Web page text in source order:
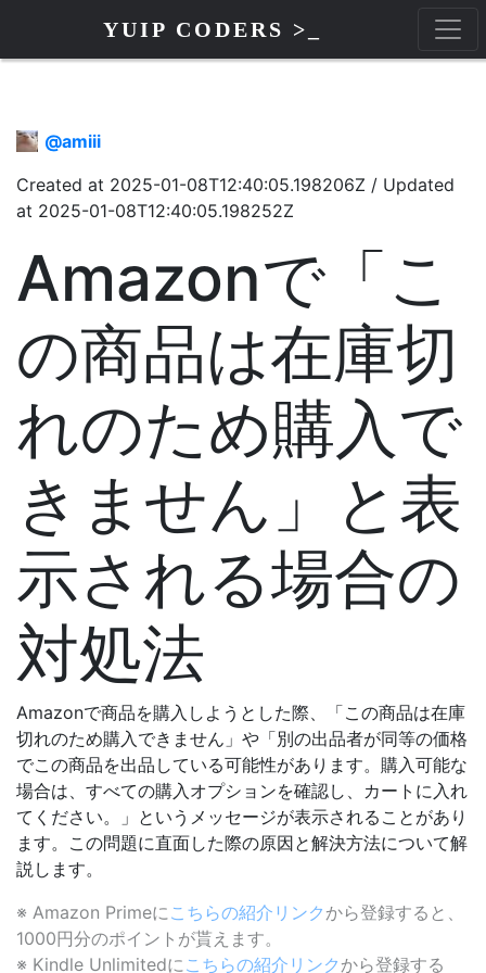
YUIP CODERS >_
@amiii
Created at 2025-01-08T12:40:05.198206Z / Updated
at 2025-01-08T12:40:05.198252Z
Amazonで「こ
の商品は在庫切
れのため購入で
きません」と表
示される場合の
対処法
Amazonで商品を購入しようとした際、「この商品は在庫
切れのため購入できません」や「別の出品者が同等の価格
でこの商品を出品している可能性があります。購入可能な
場合は、すべての購入オプションを確認し、カートに入れ
てください。」というメッセージが表示されることがあり
ます。この問題に直面した際の原因と解決方法について解
説します。
※ Amazon Primeにこちらの紹介リンク から登録すると、
1000円分のポイントが貰えます。
※ Kindle Unlimitedにこちらの紹介リンク から登録する